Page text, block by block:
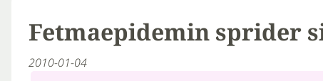
Fetmaepidemin sprider
2010-01-04